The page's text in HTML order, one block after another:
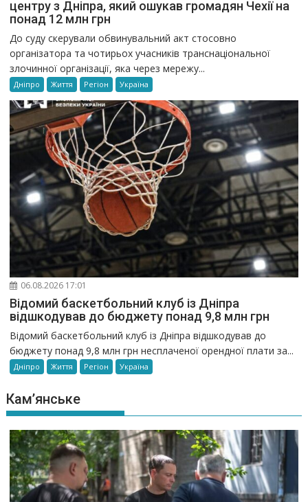
центру з Дніпра, який ошукав громадян Чехії на
понад 12 млн грн
До суду скерували обвинувальний акт стосовно
організатора та чотирьох учасників транснаціональної
злочинної організації, яка через мережу...
Дніпро Життя Регіон Україна
06.08.2026 17:01
Відомий баскетбольний клуб із Дніпра
відшкодував до бюджету понад 9,8 млн грн
Відомий баскетбольний клуб із Дніпра відшкодував до
бюджету понад 9,8 млн грн несплаченої орендної плати за...
Дніпро Життя Регіон Україна
Кам’янське